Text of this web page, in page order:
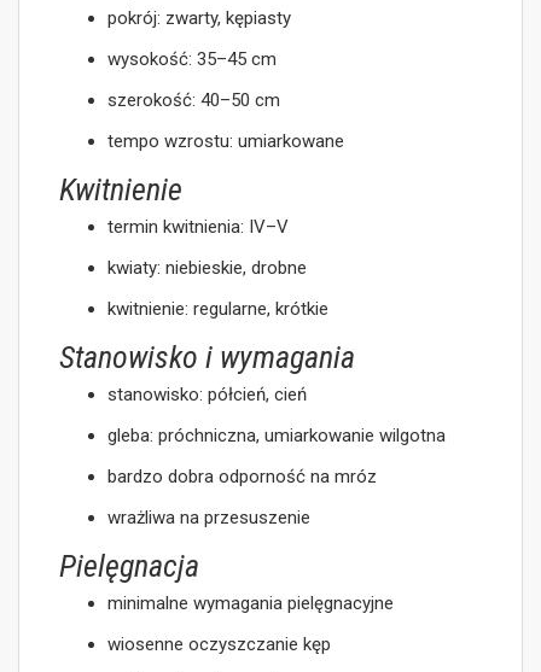
pokrój: zwarty, kępiasty
wysokość: 35–45 cm
szerokość: 40–50 cm
tempo wzrostu: umiarkowane
Kwitnienie
termin kwitnienia: IV–V
kwiaty: niebieskie, drobne
kwitnienie: regularne, krótkie
Stanowisko i wymagania
stanowisko: półcień, cień
gleba: próchniczna, umiarkowanie wilgotna
bardzo dobra odporność na mróz
wrażliwa na przesuszenie
Pielęgnacja
minimalne wymagania pielęgnacyjne
wiosenne oczyszczanie kęp